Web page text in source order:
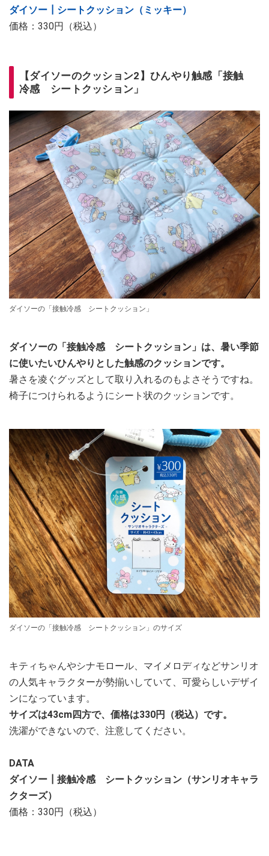
ダイソー┃シートクッション（ミッキー）
価格：330円（税込）
【ダイソーのクッション2】ひんやり触感「接触
冷感 シートクッション」
ダイソーの「接触冷感 シートクッション」
ダイソーの「接触冷感 シートクッション」は、暑い季節
に使いたいひんやりとした触感のクッションです。
暑さを凌ぐグッズとして取り入れるのもよさそうですね。
椅子につけられるようにシート状のクッションです。
ダイソーの「接触冷感 シートクッション」のサイズ
キティちゃんやシナモロール、マイメロディなどサンリオ
の人気キャラクターが勢揃いしていて、可愛らしいデザイ
ンになっています。
サイズは43cm四方で、価格は330円（税込）です。
洗濯ができないので、注意してください。
DATA
ダイソー┃接触冷感 シートクッション（サンリオキャラ
クターズ）
価格：330円（税込）